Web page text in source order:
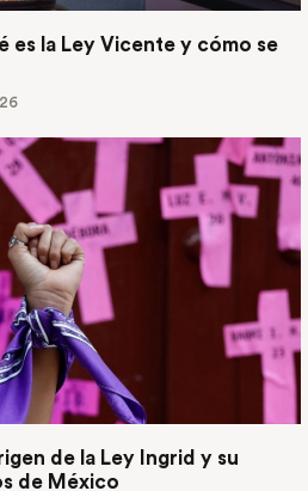
es la Ley Vicente y cómo se
de la Ley Ingrid y su
de México